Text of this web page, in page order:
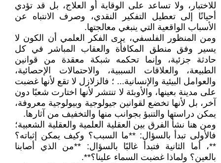
للاختبار، ولا تساعد على الوقاية أو العلاج، بل قد تؤدي
أحيانًا إلى تعطيل التفكير النقدي، وصرف الانتباه عن
الأسباب الواقعية التي ينبغي معالجتها.
ومن المنظور الفلسفي، يرى الفكر العلمي أن الكون لا
يسير وفق منطق المكافأة والعقاب المباشر في كل
حادثة جزئية، وإنما تحكمه شبكة معقدة من قوانين
الطبيعة، والعلاقات السببية، والاحتمالات الإحصائية،
والعوامل البيئية والإنسانية... ؛ فالزلازل لا تقع لأنها غضبت
على مدينة بعينها، والأوبئة لا تنتشر لأنها اختارت شعبًا دون
آخر، بل لأنها تخضع لقوانين جيولوجية وبيولوجية معروفة،
يمكن دراستها والتنبؤ بجوانب منها والتخفيف من آثارها.
ومن هنا نشأ الفرق بين العقلية العلمية والعقلية الشعبية؛
فالأولى تبدأ بالسؤال: **ما السبب؟ وكيف يمكن إثباته؟
**، أما الثانية فتبدأ غالبًا بالسؤال: **من الذي أصابنا
بالعين؟ ولماذا غضبت السماء علينا؟**.